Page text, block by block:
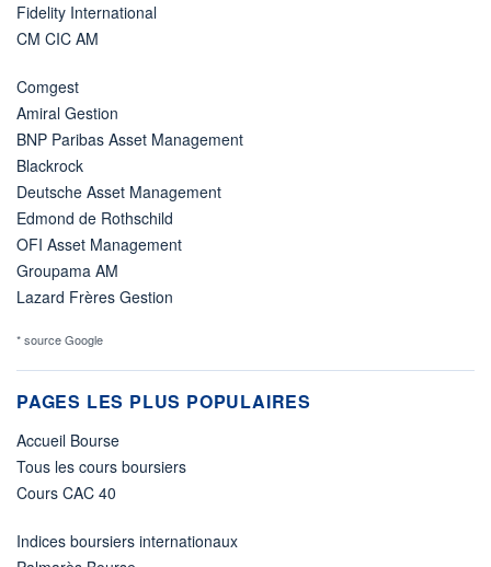
Fidelity International
CM CIC AM
Comgest
Amiral Gestion
BNP Paribas Asset Management
Blackrock
Deutsche Asset Management
Edmond de Rothschild
OFI Asset Management
Groupama AM
Lazard Frères Gestion
* source Google
PAGES LES PLUS POPULAIRES
Accueil Bourse
Tous les cours boursiers
Cours CAC 40
Indices boursiers internationaux